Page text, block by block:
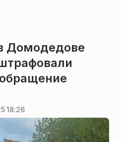
Домодедове
18:26